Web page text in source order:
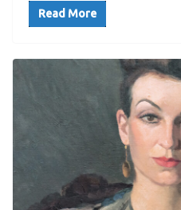
Read More